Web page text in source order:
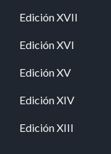
Edición XVII
Edición XVI
Edición XV
Edición XIV
Edición XIII